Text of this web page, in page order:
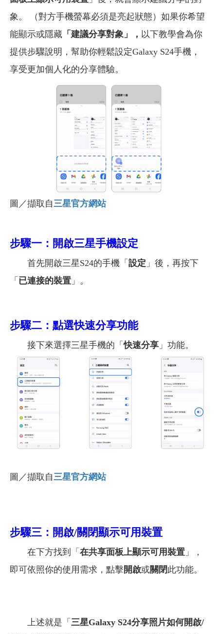
象。 （對方手機螢幕必須是亮起狀態）如果你希望
能顯示或隱藏 「建議分享對象」， 以下教學會為你
提供步驟說明，幫助你輕鬆設定Galaxy S24手機，
享受更加個人化的分享體驗。
圖／擷取自 三星官方網站
步驟一：開啟三星手機設定
首先開啟三星S24的手機「 設定 」後，再按下
「 已連接的裝置 」。
步驟二：點選快速分享功能
接下來選擇三星手機的「快速分享 」功能。
圖／擷取自 三星官方網站
步驟三：開啟/關閉顯示可用裝置
在下方找到「 在共享面板上顯示可用裝置 」，
即可依照你的使用需求，點擊 開啟或關閉此功能。
上述就是「 三星Galaxy S24分享照片如何開啟/